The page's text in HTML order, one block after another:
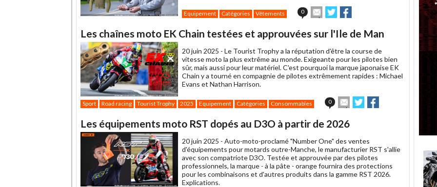
Equipement Catégories Vêtements 0
Envoyer
cet
à
ami
Partager
sur sur
Les chaînes moto EK Chain testées et approuvées sur l'Ile de Man
20 juin 2025 - Le Tourist Trophy a la réputation d'être la course de
vitesse moto la plus extrême au monde. Exigeante pour les pilotes bien
sûr, mais aussi pour leur matériel. C'est pourquoi la marque japonaise EK
Chain y a tourné en compagnie de pilotes extrêmement rapides : Michael
Evans et Nathan Harrison.
Sport Road racing Tourist Trophy 2025 Equipement Catégories Consommables 0
Envoyer
cet
à
ami
Partager
sur sur
Les équipements moto RST dopés au D3O à partir de 2026
20 juin 2025 - Auto-moto-proclamé "Number One" des ventes
d'équipements pour motards outre-Manche, le manufacturier RST s'allie
avec son compatriote D3O. Testée et approuvée par des pilotes
professionnels, la marque - à la pâte - orange fournira des protections
pour les combinaisons et d'autres produits dans la gamme RST 2026.
Explications.